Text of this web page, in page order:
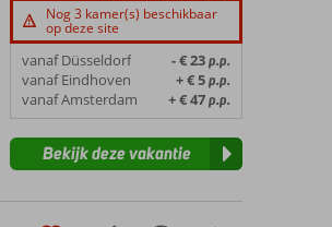
Nog 3 kamer(s) beschikbaar
op deze site
vanaf Düsseldorf - € 23p.p.
vanaf Eindhoven + € 5p.p.
vanaf Amsterdam + € 47p.p.
Bekijk deze vakantie